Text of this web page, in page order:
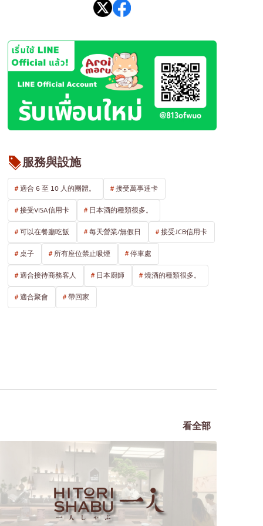
服務與設施
適合 6 至 10 人的團體。
接受萬事達卡
接受VISA信用卡
日本酒的種類很多。
可以在餐廳吃飯
每天營業/無假日
接受JCB信用卡
桌子
所有座位禁止吸煙
停車處
適合接待商務客人
日本廚師
燒酒的種類很多。
適合聚會
帶回家
看全部